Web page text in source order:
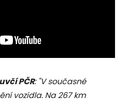
PČR: "V současné
vozidla. Na 267 km